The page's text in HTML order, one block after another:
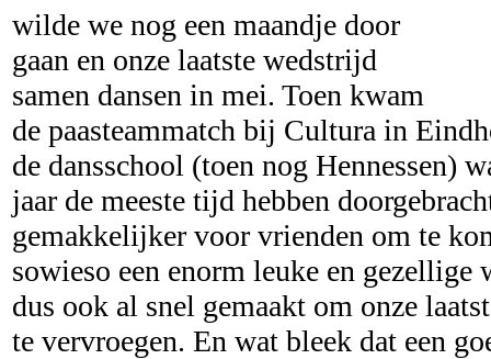
wilde we nog een maandje door
gaan en onze laatste wedstrijd
samen dansen in mei. Toen kwam
de paasteammatch bij Cultura in
de dansschool (toen nog Hennessen)
jaar de meeste tijd hebben
gemakkelijker voor vrienden om te
sowieso een enorm leuke en gezellige
dus ook al snel gemaakt om onze
te vervroegen. En wat bleek dat een